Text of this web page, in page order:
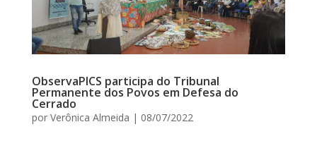
ObservaPICS participa do Tribunal
Permanente dos Povos em Defesa do
Cerrado
por Verônica Almeida | 08/07/2022